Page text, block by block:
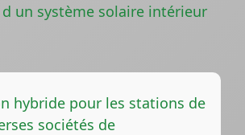
un système solaire intérieur
hybride pour les stations de
sociétés de